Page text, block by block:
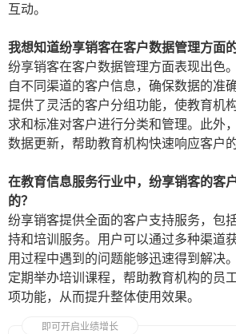
互动。
我想知道纷享销客在客户数据管理方面
纷享销客在客户数据管理方面表现出色
自不同渠道的客户信息，确保数据的准
提供了灵活的客户分组功能，使教育机
求和标准对客户进行分类和管理。此外
数据更新，帮助教育机构快速响应客户的
在教育信息服务行业中，纷享销客的客
的？
纷享销客提供全面的客户支持服务，包
持和培训服务。用户可以通过多种渠道
用过程中遇到的问题能够迅速得到解决
定期举办培训课程，帮助教育机构的员
项功能，从而提升整体使用效果。
即可开启业绩增长